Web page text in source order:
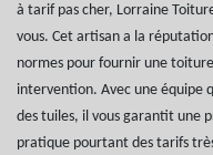
à tarif pas cher, Lorraine
vous. Cet artisan a la
normes pour fournir une
intervention. Avec une
des tuiles, il vous garantit une
pratique pourtant des tarifs